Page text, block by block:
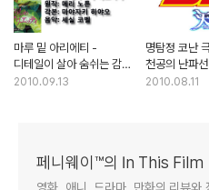
마루 밑 아리에티 -
디테일이 살아 숨쉬는 감성
애니메이션
2010.09.13
명탐정 코난
천공의 난파
과유불급의 하
2010.08.11
페니웨이™의 In This Film